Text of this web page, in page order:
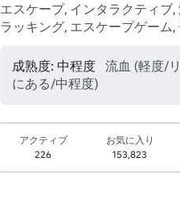
エスケープ, インタラクティブ
ラッキング, エスケープゲーム
成熟度: 中程度 流血 (軽度/
にある/中程度)
アクティブ
226
お気に入り
153,823